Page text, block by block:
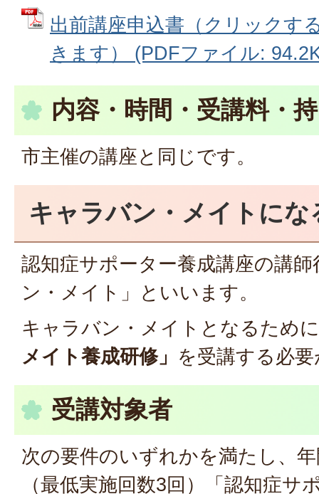
出前講座申込書（クリックす
きます） (PDFファイル:
内容・時間・受講料・
市主催の講座と同じです。
キャラバン・メイトにな
認知症サポーター養成講座の講
ン・メイト」といいます。
キャラバン・メイトとなるため
メイト養成研修」 を受講する必
受講対象者
次の要件のいずれかを満たし、
（最低実施回数3回）「認知症サ